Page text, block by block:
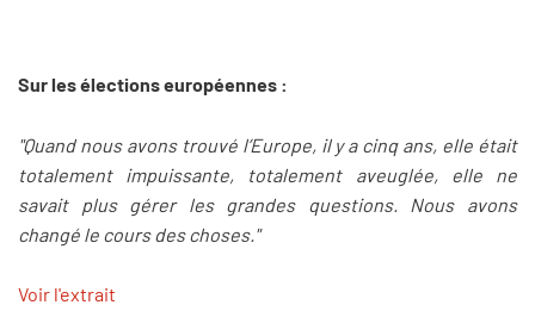
Sur les élections européennes :
"Quand nous avons trouvé l’Europe, il y a cinq ans, elle était
totalement impuissante, totalement aveuglée, elle ne
savait plus gérer les grandes questions. Nous avons
changé le cours des choses."
Voir l'extrait